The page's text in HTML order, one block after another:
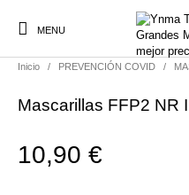
MENU
Inicio / PREVENCIÓN COVID /
Mascarillas FFP2 NR
10,90€